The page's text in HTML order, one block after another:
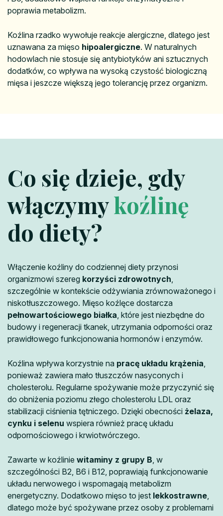
poprawia metabolizm.
Koźlina rzadko wywołuje reakcje alergiczne, dlatego jest
uznawana za mięso hipoalergiczne. W naturalnych
hodowlach nie stosuje się antybiotyków ani sztucznych
dodatków, co wpływa na wysoką czystość biologiczną
mięsa i jeszcze większą jego tolerancję przez organizm.
Co się dzieje, gdy
włączymykoźlinę
do diety?
Włączenie koźliny do codziennej diety przynosi
organizmowi szereg korzyści zdrowotnych
szczególnie w kontekście odżywiania zrównoważonego i
niskotłuszczowego. Mięso koźlęce dostarcza
pełnowartościowego białka , które jest niezbędne do
budowy i regeneracji tkanek, utrzymania odporności oraz
prawidłowego funkcjonowania hormonów i enzymów.
Koźlina wpływa korzystnie na pracę układu krążenia
ponieważ zawiera mało tłuszczów nasyconych i
cholesterolu. Regularne spożywanie może przyczynić się
do obniżenia poziomu złego cholesterolu LDL oraz
stabilizacji ciśnienia tętniczego. Dzięki obecności żelaza,
cynku i selenu wspiera również pracę układu
odpornościowego i krwiotwórczego.
Zawarte w koźlinie witaminy z grupy B , w
szczególności B2, B6 i B12, poprawiają funkcjonowanie
układu nerwowego i wspomagają metabolizm
energetyczny. Dodatkowo mięso to jest lekkostrawne
dlatego może być spożywane przez osoby z problemami